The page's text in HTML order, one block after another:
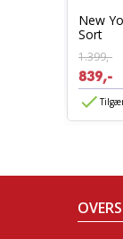
New
Sort
1.399,-
839,-